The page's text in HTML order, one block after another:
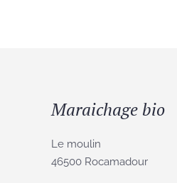
Maraichage bio
Le moulin
46500 Rocamadour